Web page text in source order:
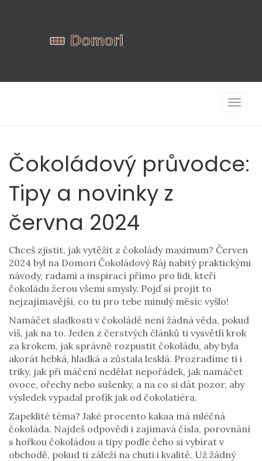
Čokoládový průvodce:
Tipy a novinky z
června 2024
Chceš zjistit, jak vytěžit z čokolády maximum? Červen
2024 byl na Domori Čokoládový Ráj nabitý praktickými
návody, radami a inspirací přímo pro lidi, kteří
čokoládu žerou všemi smysly. Pojď si projít to
nejzajímavější, co tu pro tebe minulý měsíc vyšlo!
Namáčet sladkosti v čokoládě není žádná věda, pokud
víš, jak na to. Jeden z čerstvých článků ti vysvětlí krok
za krokem, jak správně rozpustit čokoládu, aby byla
akorát hebká, hladká a zůstala lesklá. Prozradíme ti i
triky, jak při máčení nedělat nepořádek, jak namáčet
ovoce, ořechy nebo sušenky, a na co si dát pozor, aby
výsledek vypadal profík jak od čokolatiéra.
Zapeklité téma? Jaké procento kakaa má mléčná
čokoláda. Najdeš odpovědi i zajímavá čísla, porovnání
s hořkou čokoládou a tipy podle čeho si vybírat v
obchodě, pokud ti záleží na chuti i kvalitě. Už žádný